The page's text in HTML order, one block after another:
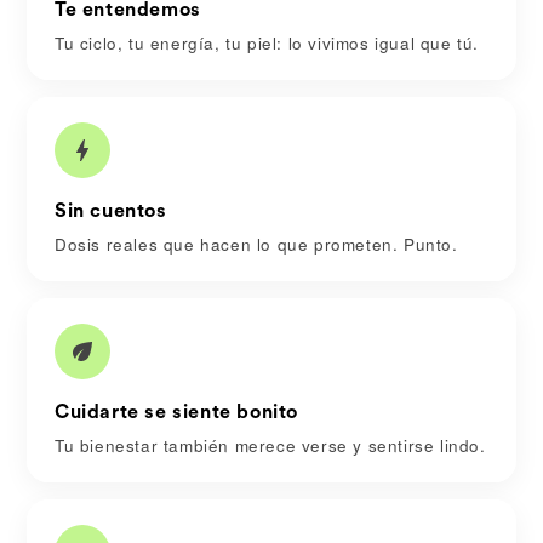
Te entendemos
Tu ciclo, tu energía, tu piel: lo vivimos igual que tú.
Sin cuentos
Dosis reales que hacen lo que prometen. Punto.
Cuidarte se siente bonito
Tu bienestar también merece verse y sentirse lindo.